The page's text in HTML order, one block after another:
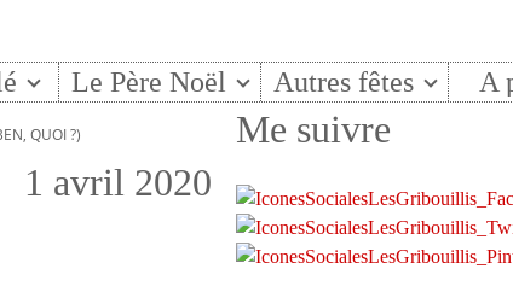
Le Père Noël Autres fêtes A
QUOI ?)
1 avril 2020
Me suivre